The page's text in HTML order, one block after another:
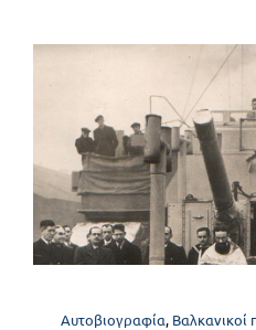
Α5.
ηρεμίας –
ημέρες
Αυτοβιογραφία
Αυτοβιογραφία, Βαλκανικοί